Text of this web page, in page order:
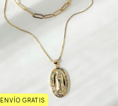
ENVÍO GRATIS